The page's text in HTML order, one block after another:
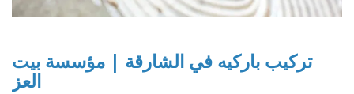
تركيب باركيه في الشارقة | مؤسسة بيت
العز